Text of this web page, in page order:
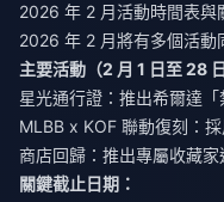
2026 年 2 月活動時間表與
2026 年 2 月將有多個活動
主要活動（2 月 1 日至 28
星光通行證：推出希爾達
MLBB x KOF 聯動復刻：
商店回歸：推出專屬收藏家
關鍵截止日期：